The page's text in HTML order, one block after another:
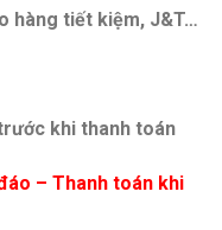
hàng tiết kiệm, J&T…
khi thanh toán
– Thanh toán khi